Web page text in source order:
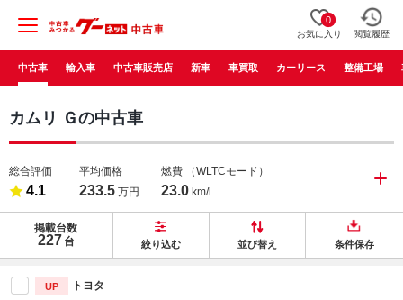
0
お気に入り 閲覧履歴
中古車 輸入車 中古車販売店 新車 車買取 カーリース 整備工場
カムリ Ｇの中古車
総合評価
4.1
平均価格
233.5 万円
燃費 （WLTCモード）
23.0 km/l
掲載台数
227 台 絞り込む 並び替え 条件保存
UP トヨタ